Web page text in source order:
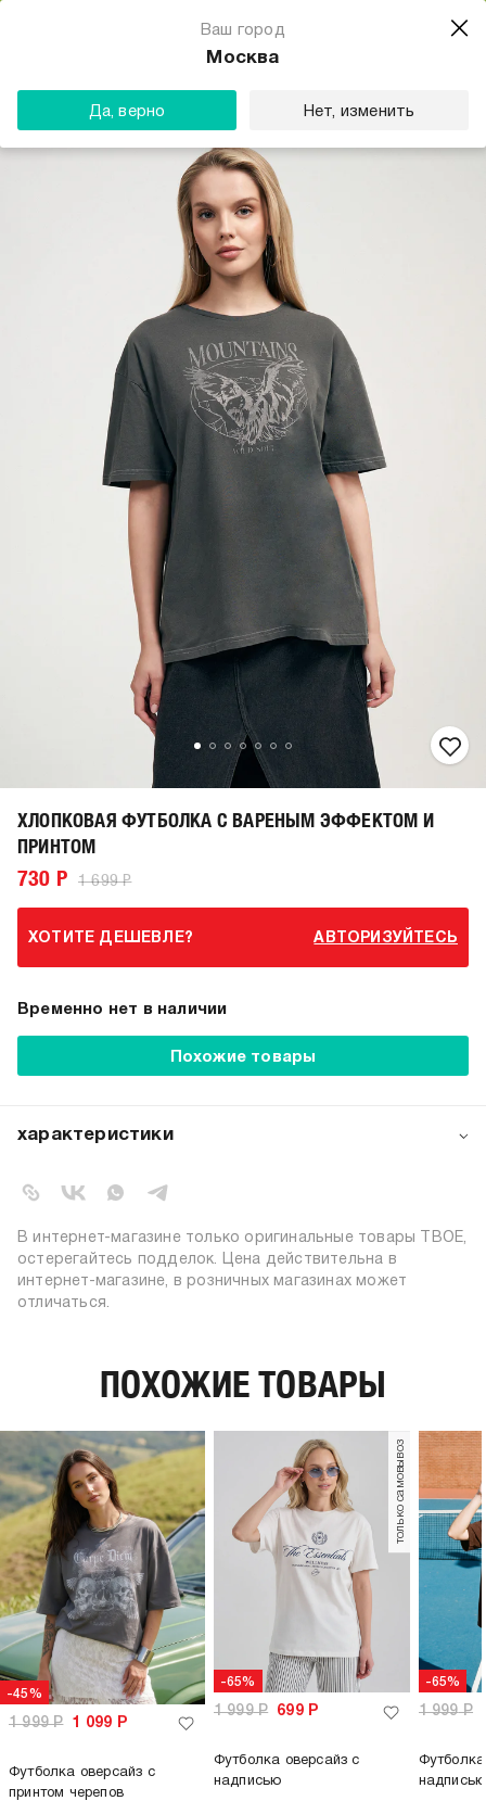
Ваш город
Москва
Да, верно Нет, изменить
ХЛОПКОВАЯ ФУТБОЛКА С ВАРЕНЫМ ЭФФЕКТОМ И
ПРИНТОМ
730 Р 1 699 Р
ХОТИТЕ ДЕШЕВЛЕ? АВТОРИЗУЙТЕСЬ
Временно нет в наличии
Похожие товары
характеристики
коллекция:
вид застежки:
без застежки
цвет:
серый
состав:
100% хлопок
стандартная
тип карманов:
без карманов
В интернет-магазине только оригинальные товары ТВОЕ,
остерегайтесь подделок. Цена действительна в
интернет-магазине, в розничных магазинах может
отличаться.
ПОХОЖИЕ ТОВАРЫ
-45%
1 999Р 1 099 Р
Футболка оверсайз с
принтом черепов
-65%
только самовывоз
1 999Р 699Р
Футболка оверсайз с
надписью
-65%
1 999Р
Магазин одежды для тебя